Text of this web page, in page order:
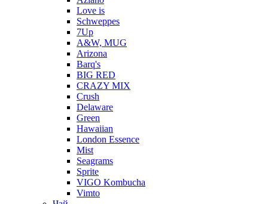
Love is
Schweppes
7Up
A&W, MUG
Arizona
Barq's
BIG RED
CRAZY MIX
Crush
Delaware
Green
Hawaiian
London Essence
Mist
Seagrams
Sprite
VIGO Kombucha
Vimto